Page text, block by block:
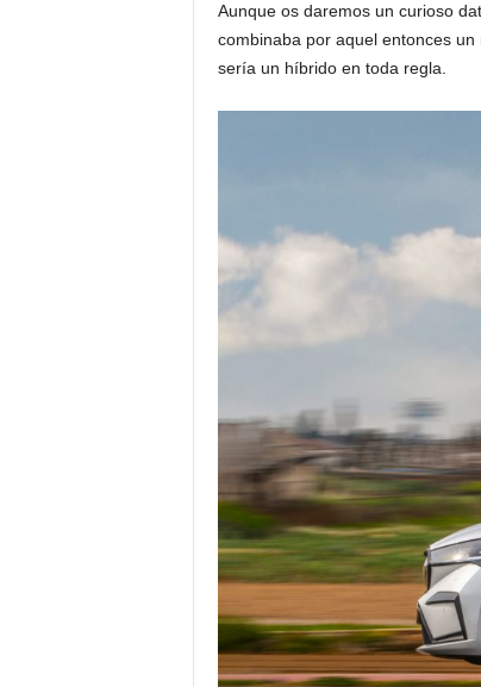
Aunque os daremos un curioso
combinaba por aquel entonces
sería un híbrido en toda regla.